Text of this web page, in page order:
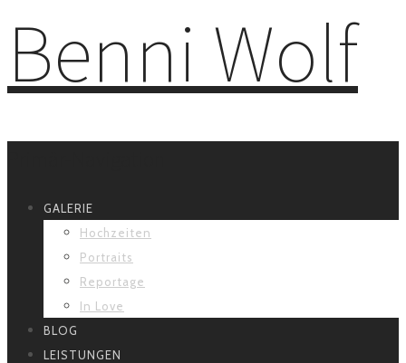
GALERIE
Hochzeiten
Portraits
Reportage
In Love
BLOG
LEISTUNGEN